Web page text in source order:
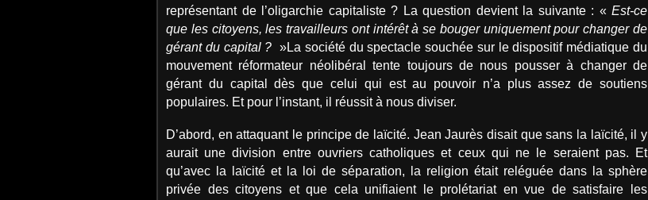
représentant de l’oligarchie capitaliste ? La question devient la suivante : « Est-ce
que les citoyens, les travailleurs ont intérêt à se bouger uniquement pour changer de
gérant du capital ? »La société du spectacle souchée sur le dispositif médiatique du
mouvement réformateur néolibéral tente toujours de nous pousser à changer de
gérant du capital dès que celui qui est au pouvoir n’a plus assez de soutiens
populaires. Et pour l’instant, il réussit à nous diviser.
D’abord, en attaquant le principe de laïcité. Jean Jaurès disait que sans la laïcité, il y
aurait une division entre ouvriers catholiques et ceux qui ne le seraient pas. Et
qu’avec la laïcité et la loi de séparation, la religion était reléguée dans la sphère
privée des citoyens et que cela unifiaient le prolétariat en vue de satisfaire les